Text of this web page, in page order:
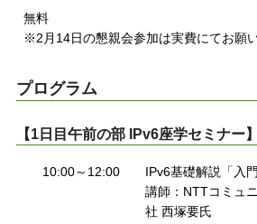
無料
※2月14日の懇親会参加は実費にてお願
プログラム
【1日目午前の部 IPv6座学セミナー
10:00～12:00
IPv6基礎解説「入門
講師：NTTコミュ
社 西塚要氏